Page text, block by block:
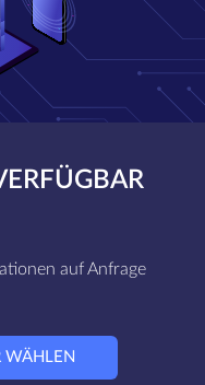
auf Anfrage
WÄHLEN